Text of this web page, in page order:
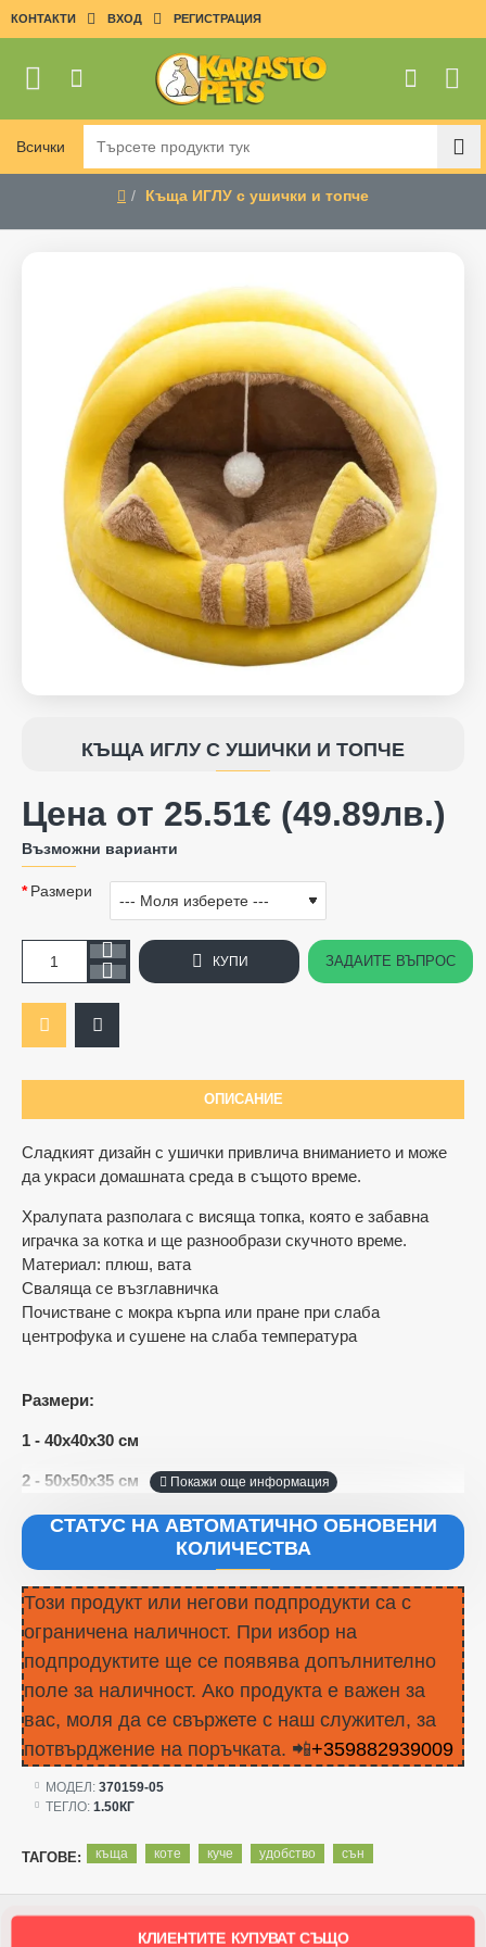
КОНТАКТИ ВХОД РЕГИСТРАЦИЯ
Всички
Търсете
продукти
Къща ИГЛУ с ушички и топче
Ограничена наличност
КЪЩА ИГЛУ С УШИЧКИ И ТОПЧЕ
ОПИСАНИЕ
Сладкият дизайн с ушички привлича вниманието и може
да украси домашната среда в същото време.
Хралупата разполага с висяща топка, която е забавна
играчка за котка и ще разнообрази скучното време.
Материал: плюш, вата
Сваляща се възглавничка
Почистване с мокра кърпа или пране при слаба
центрофука и сушене на слаба температура
Размери:
1 - 40x40x30 см
2 - 50x50x35 см
СТАТУС НА АВТОМАТИЧНО ОБНОВЕНИ
КОЛИЧЕСТВА
Този продукт или негови подпродукти са с
ограничена наличност. При избор на
подпродуктите ще се появява допълнително
поле за наличност. Ако продукта е важен за
вас, моля да се свържете с наш служител, за
потвърджение на поръчката. 📲+359882939009
МОДЕЛ: 370159-05
ТЕГЛО: 1.50КГ
Цена от 25.51€ (49.89лв.)
Възможни варианти
Размери
КУПИ ЗАДАЙТЕ ВЪПРОС
ТАГОВЕ: къща коте куче удобство сън
КЛИЕНТИТЕ КУПУВАТ СЪЩО